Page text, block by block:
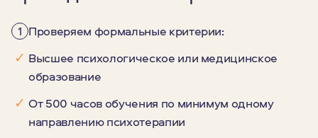
1 Проверяем формальные критерии:
✓ Высшее психологическое или медицинское
образование
✓ От 500 часов обучения по минимум одному
направлению психотерапии